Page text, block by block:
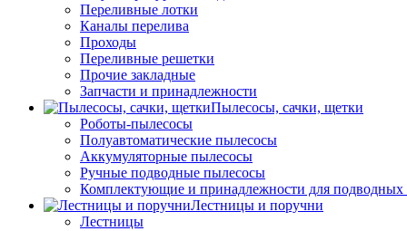
Переливные лотки
Каналы перелива
Проходы
Переливные решетки
Прочие закладные
Запчасти и принадлежности
Пылесосы, сачки, щетки
Роботы-пылесосы
Полуавтоматические пылесосы
Аккумуляторные пылесосы
Ручные подводные пылесосы
Комплектующие и принадлежности для подводных
Лестницы и поручни
Лестницы